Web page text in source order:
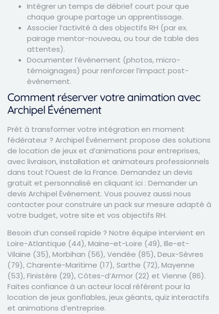
Intégrer un temps de débrief court pour que
chaque groupe partage un apprentissage.
Associer l’activité à des objectifs RH (par ex.
pairage mentor-nouveau, ou tour de table des
attentes).
Documenter l’événement (photos, micro-
témoignages) pour renforcer l’impact post-
événement.
Comment réserver votre animation avec
Archipel Événement
Prêt à transformer votre intégration en moment
fédérateur ? Archipel Événement propose des solutions
de location de jeux et d’animations pour entreprises,
avec livraison, installation et animateurs professionnels
dans tout l’Ouest de la France. Demandez un devis
gratuit et personnalisé en cliquant ici : Demander un
devis Archipel Événement. Vous pouvez aussi nous
contacter pour construire un pack sur mesure adapté à
votre budget, votre site et vos objectifs RH.
Besoin d’un conseil rapide ? Notre équipe intervient en
Loire-Atlantique (44), Maine-et-Loire (49), Ille-et-
Vilaine (35), Morbihan (56), Vendée (85), Deux-Sèvres
(79), Charente-Maritime (17), Sarthe (72), Mayenne
(53), Finistère (29), Côtes-d’Armor (22) et Vienne (86).
Faites confiance à un acteur local référent pour la
location de jeux gonflables, jeux géants, quiz interactifs
et animations d’entreprise.